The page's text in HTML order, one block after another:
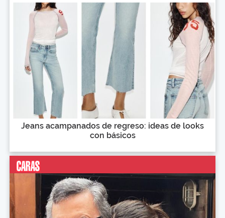
Jeans acampanados de regreso: ideas de looks
con básicos